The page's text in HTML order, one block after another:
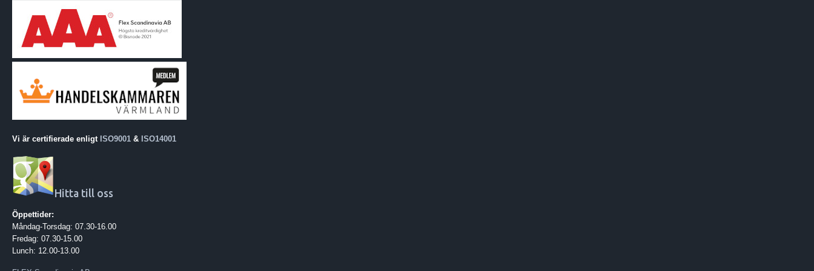
Vi är certifierade enligt ISO9001 & ISO14001
Hitta till oss
Öppettider:
Måndag-Torsdag: 07.30-16.00
Fredag: 07.30-15.00
Lunch: 12.00-13.00